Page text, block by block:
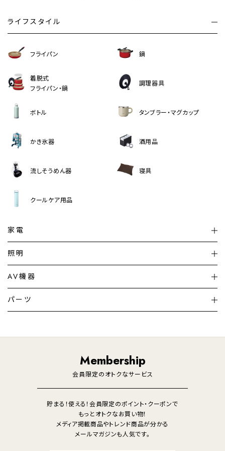
ライフスタイル
フライパン 鍋
着脱式
フライパン・鍋
調理器具
ボトル タンブラー・マグカップ
かき氷器 酒用品
流しそうめん器 寝具
クールケア用品
家電
加湿器・空気清浄機
暖房機 掃除機
調理家電 生活家電
照明
シーリングライト
デスクライト
AV機器
テレビ
パーツ
Membership
会員限定のオトクなサービス
貯まる！使える！会員限定のポイント・クーポンで
もっとオトクなお買い物！
メディア掲載商品やトレンド商品が分かる
メールマガジンも人気です。